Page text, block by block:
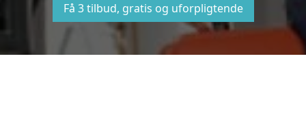
Få 3 tilbud, gratis og uforpligtende